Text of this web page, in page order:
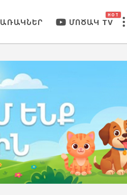
ԱՌԱԿՆԵՐ ՄՈԾԱԿ TV
HOT